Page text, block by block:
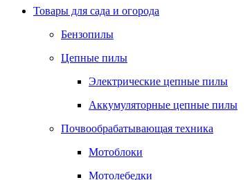
Товары для сада и огорода
Бензопилы
Цепные пилы
Электрические цепные пилы
Аккумуляторные цепные пилы
Почвообрабатывающая техника
Мотоблоки
Мотолебедки